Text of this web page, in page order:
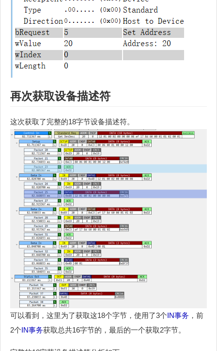
再次获取设备描述符
这次获取了完整的18字节设备描述符。
可以看到，这里为了获取这18个字节，使用了3个IN事务 ，前
2个IN事务获取总共16字节的，最后的一个获取2字节。